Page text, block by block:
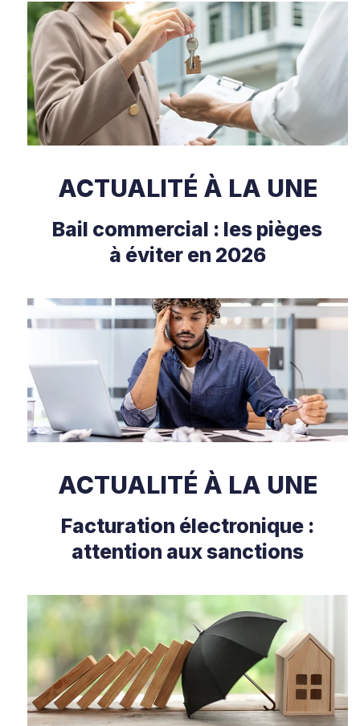
ACTUALITÉ À LA UNE
Bail commercial : les pièges
à éviter en 2026
ACTUALITÉ À LA UNE
Facturation électronique :
attention aux sanctions